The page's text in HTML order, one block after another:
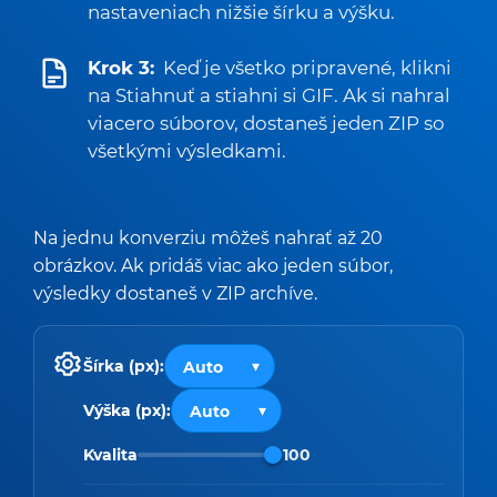
nastaveniach nižšie šírku a výšku.
Krok 3: Keď je všetko pripravené, klikni
na Stiahnuť a stiahni si GIF. Ak si nahral
viacero súborov, dostaneš jeden ZIP so
všetkými výsledkami.
Na jednu konverziu môžeš nahrať až 20
obrázkov. Ak pridáš viac ako jeden súbor,
výsledky dostaneš v ZIP archíve.
Šírka (px):
Výška (px):
Kvalita 100